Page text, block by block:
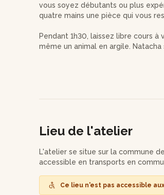
vous soyez débutants ou plus
quatre mains une pièce qui vous
Pendant 1h30, laissez libre cours
même un animal en argile.
pour la décoration. Natacha
un accompagnement
enfant.
Rejoignez-nous pour cette
chérir !
Lieu de l'atelier
L'atelier se situe sur la commune
accessible en transports en
Ce lieu n'est pas accessible